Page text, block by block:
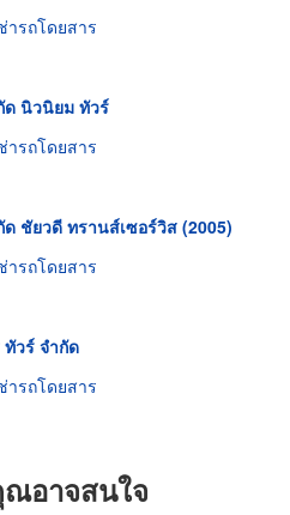
ารถโดยสาร
นิวนิยม ทัวร์
ารถโดยสาร
ชัยวดี ทรานส์เซอร์วิส (2005)
ารถโดยสาร
วร์ จำกัด
ารถโดยสาร
อาจสนใจ